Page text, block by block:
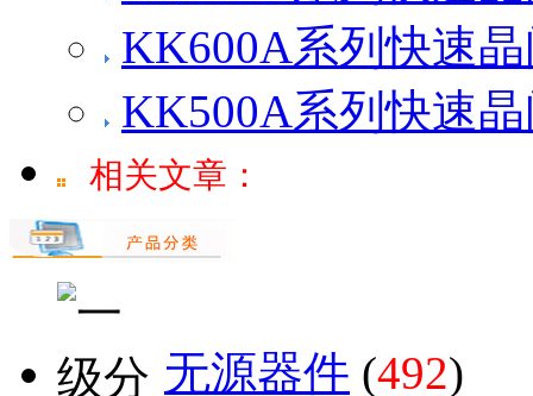
KK600A系列快速
KK500A系列快速
相关文章：
无源器件 (492)